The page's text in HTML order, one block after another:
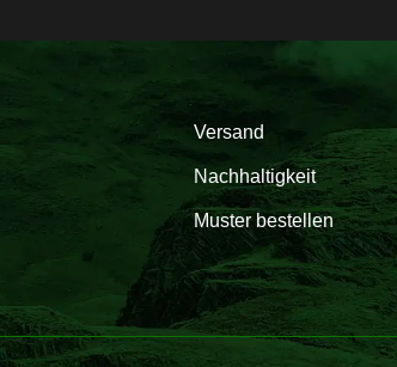
Versand
Nachhaltigkeit
Muster bestellen